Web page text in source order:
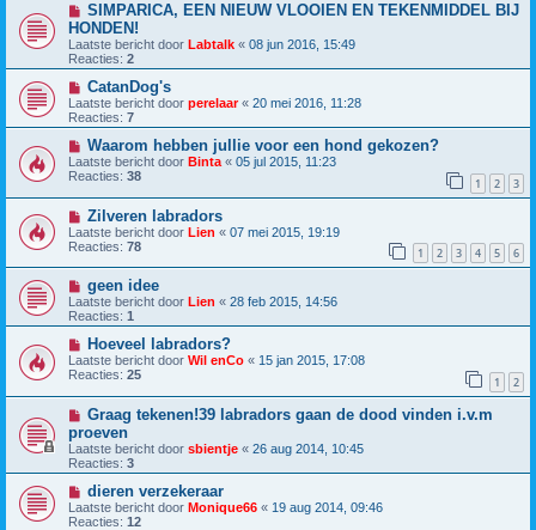
SIMPARICA, EEN NIEUW VLOOIEN EN TEKENMIDDEL BIJ
HONDEN!
Laatste bericht door Labtalk « 08 jun 2016, 15:49
Reacties: 2
CatanDog's
Laatste bericht door perelaar« 20 mei 2016, 11:28
Reacties: 7
Waarom hebben jullie voor een hond gekozen?
Laatste bericht door Binta « 05 jul 2015, 11:23
Reacties: 38 1 2 3
Zilveren labradors
Laatste bericht door Lien « 07 mei 2015, 19:19
Reacties: 78 1 2 3 4 5 6
geen idee
Laatste bericht door Lien « 28 feb 2015, 14:56
Reacties: 1
Hoeveel labradors?
Laatste bericht door Wil enCo « 15 jan 2015, 17:08
Reacties: 25 1 2
Graag tekenen!39 labradors gaan de dood vinden i.v.m
proeven
Laatste bericht door sbientje « 26 aug 2014, 10:45
Reacties: 3
dieren verzekeraar
Laatste bericht door Monique66 « 19 aug 2014, 09:46
Reacties: 12